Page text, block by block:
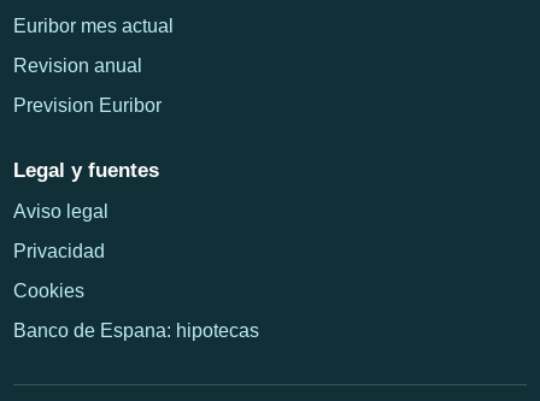
Euribor mes actual
Revision anual
Prevision Euribor
Legal y fuentes
Aviso legal
Privacidad
Cookies
Banco de Espana: hipotecas